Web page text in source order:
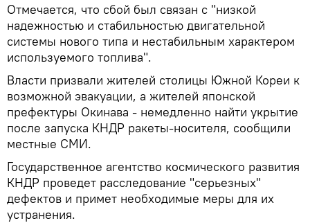
Отмечается, что сбой был связан с "низкой
надежностью и стабильностью двигательной
системы нового типа и нестабильным характером
используемого топлива".
Власти призвали жителей столицы Южной Кореи к
возможной эвакуации, а жителей японской
префектуры Окинава - немедленно найти укрытие
после запуска КНДР ракеты-носителя, сообщили
местные СМИ.
Государственное агентство космического развития
КНДР проведет расследование "серьезных"
дефектов и примет необходимые меры для их
устранения.